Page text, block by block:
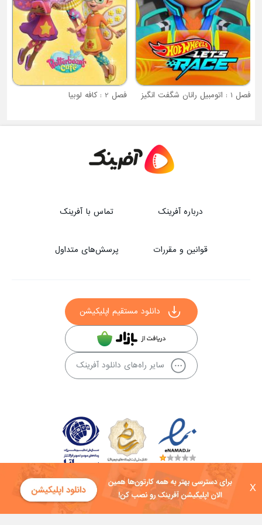
X
فصل 1 : اتومبیل رانان شگفت انگیز فصل 2 : کافه لوبیا
درباره آفرینک تماس با آفرینک
قوانین و مقررات پرسش‌های متداول
دانلود مستقیم اپلیکیشن
سایر راه‌های دانلود آفرینک
کلیه حقوق این سایت به شرکت توسعه فناوی هفت آسمان توکان تعلق دارد و